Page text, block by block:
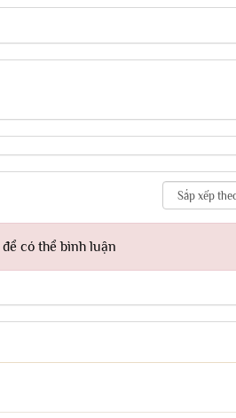
để có thể bình luận